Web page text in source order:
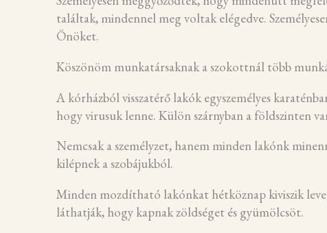
találtak, mindennel meg voltak elégedve.
Önöket.
Köszönöm munkatársaknak a szokottnál több
A kórházból visszatérő lakók egyszemélyes
hogy virusuk lenne. Külön szárnyban a földszinten
Nemcsak a személyzet, hanem minden lakónk
kilépnek a szobájukból.
Minden mozdítható lakónkat hétköznap kiviszik
láthatják, hogy kapnak zöldséget és gyümölcsöt.